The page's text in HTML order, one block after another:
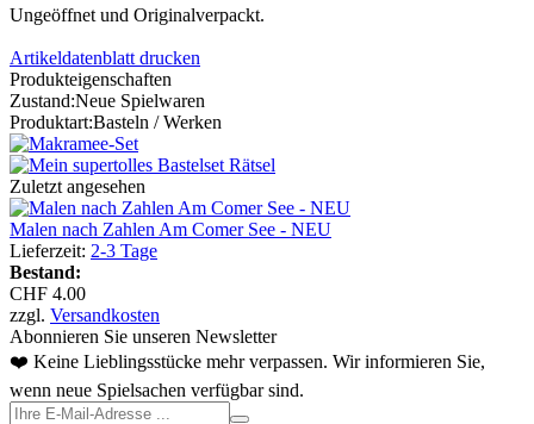
Ungeöffnet und Originalverpackt.
Artikeldatenblatt drucken
Produkteigenschaften
Zustand:Neue Spielwaren
Produktart:Basteln / Werken
Zuletzt angesehen
Malen nach Zahlen Am Comer See - NEU
Lieferzeit: 2-3 Tage
Bestand:
CHF 4.00
zzgl. Versandkosten
Abonnieren Sie unseren Newsletter
❤️ Keine Lieblingsstücke mehr verpassen. Wir informieren Sie,
wenn neue Spielsachen verfügbar sind.